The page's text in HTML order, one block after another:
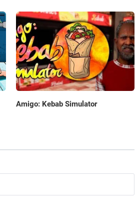
Amigo: Kebab Simulator